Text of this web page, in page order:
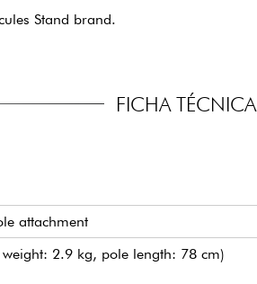
Stand brand.
FICHA TÉCNICA
attachment
2.9 kg, pole length: 78 cm)